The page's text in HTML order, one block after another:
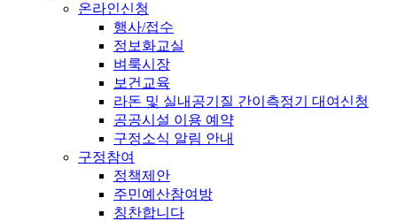
온라인신청
행사/접수
정보화교실
벼룩시장
보건교육
라돈 및 실내공기질 간이측정기 대여신청
공공시설 이용 예약
구정소식 알림 안내
구정참여
정책제안
주민예산참여방
칭찬합니다